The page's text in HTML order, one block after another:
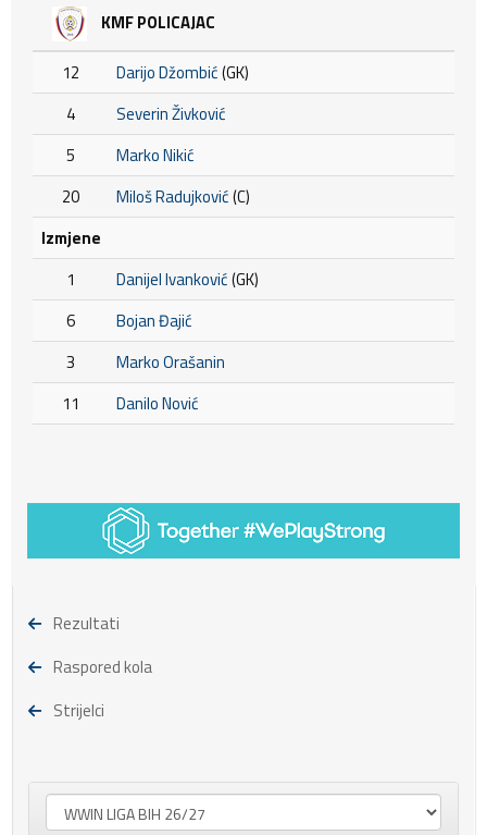
KMF POLICAJAC
12 Darijo Džombić(GK)
4
Severin Živković
5
Marko Nikić
20
Miloš Radujković(C)
Izmjene
1
Danijel Ivanković(GK)
6
Bojan Đajić
3
Marko Orašanin
11
Danilo Nović
Rezultati
Raspored kola
Strijelci